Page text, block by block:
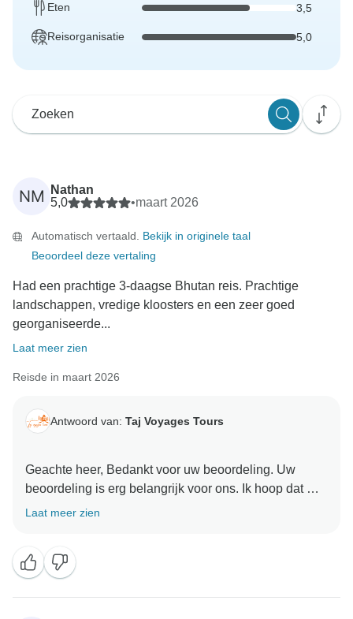
Eten 3,5
Reisorganisatie 5,0
NM
Nathan
5,0
•maart 2026
Automatisch vertaald. Bekijk in originele taal
Beoordeel deze vertaling
Had een prachtige 3-daagse Bhutan reis. Prachtige
landschappen, vredige kloosters en een zeer goed
georganiseerde...
Laat meer zien
Reisde in maart 2026
Antwoord van: Taj Voyages Tours
Geachte heer, Bedankt voor uw beoordeling. Uw
beoordeling is erg belangrijk voor ons. Ik hoop dat we
aanbevelingen krijgen. Hartelijk dank dat u voor ons
Laat meer zien